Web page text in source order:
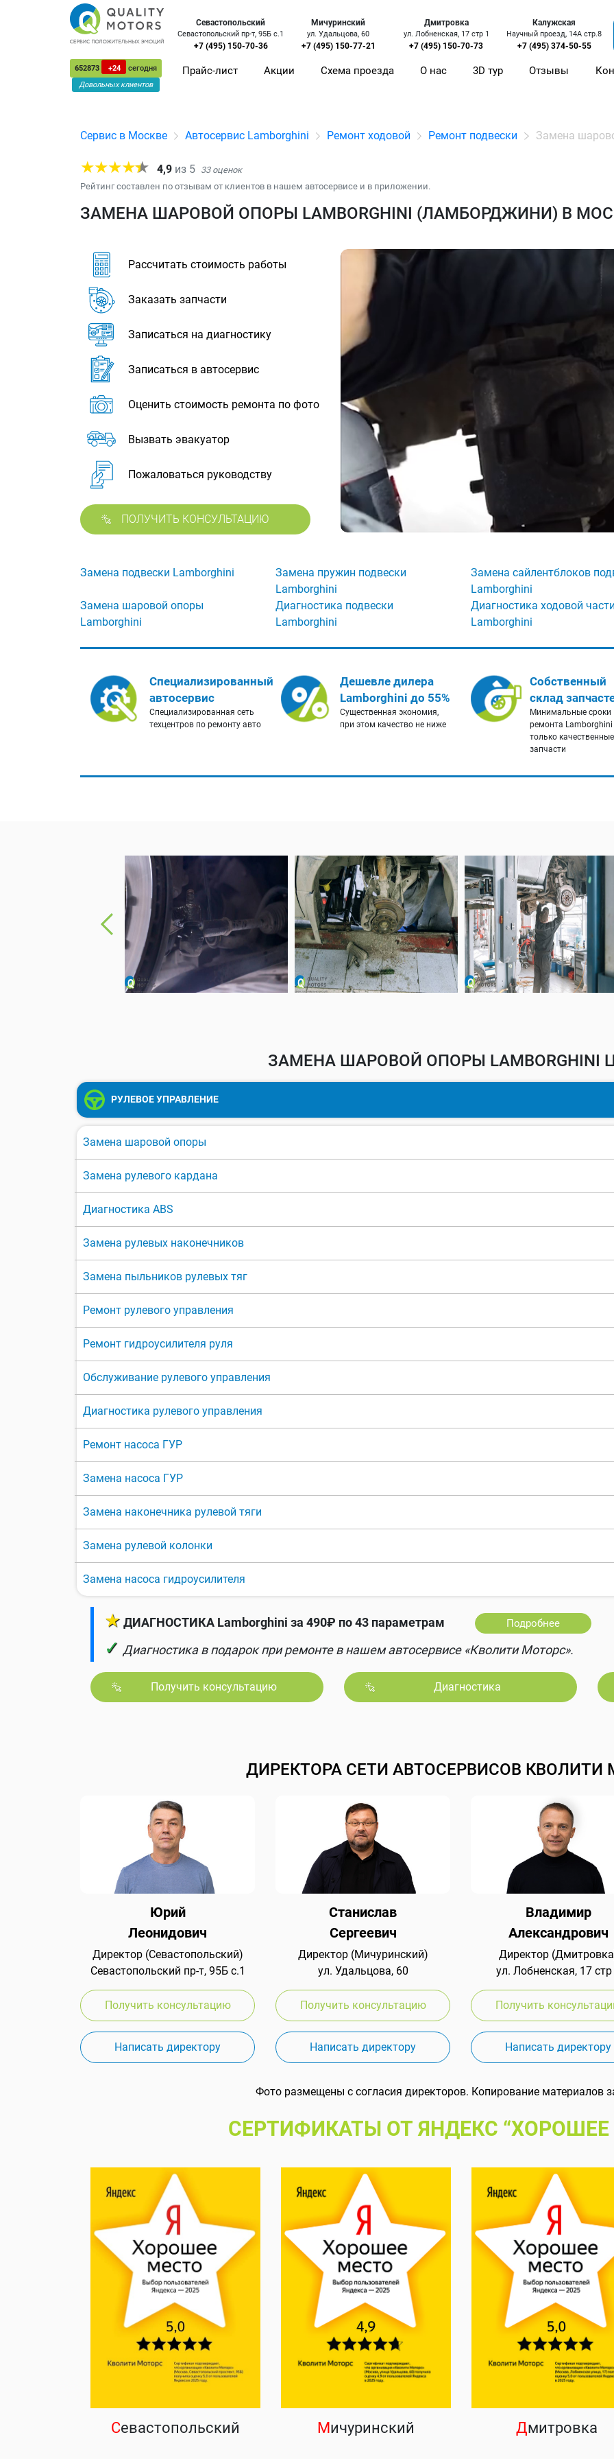
652873 +24
сегодня
Довольных клиентов
Севастопольский
Севастопольский пр-т, 95Б с.1
+7 (495) 150-70-36
Мичуринский
ул. Удальцова, 60
+7 (495) 150-77-21
Дмитровка
ул. Лобненская, 17 стр 1
+7 (495) 150-70-73
Калужская
Научный проезд, 14А стр.8
+7 (495) 374-50-55
Прайс-лист Акции Схема проезда О нас 3D тур Отзывы
Сервис в Москве Автосервис Lamborghini Ремонт ходовой Ремонт подвески Замена
4,9 из 5 33оценок
Рейтинг составлен по отзывам от клиентов в нашем автосервисе и в приложении.
ЗАМЕНА ШАРОВОЙ ОПОРЫ LAMBORGHINI (ЛАМБОРДЖИНИ) В
Рассчитать стоимость работы
Заказать запчасти
Записаться на диагностику
Записаться в автосервис
Оценить стоимость ремонта по фото
Вызвать эвакуатор
Пожаловаться руководству
ПОЛУЧИТЬ КОНСУЛЬТАЦИЮ
Замена подвески Lamborghini
Замена пружин подвески
Lamborghini
Замена сайлентблоков
Lamborghini
Замена шаровой опоры
Lamborghini
Диагностика подвески
Lamborghini
Диагностика ходовой части
Lamborghini
Специализированный
автосервис
Специализированная сеть
техцентров по ремонту авто
Дешевле дилера
Lamborghini до 55%
Существенная экономия,
при этом качество не ниже
Собственный
склад
Минимальные сроки
ремонта Lamborghini
только качественные
запчасти
ЗАМЕНА ШАРОВОЙ ОПОРЫ LAMBORGHINI
РУЛЕВОЕ УПРАВЛЕНИЕ
Замена шаровой опоры
Замена рулевого кардана
Диагностика ABS
Замена рулевых наконечников
Замена пыльников рулевых тяг
Ремонт рулевого управления
Ремонт гидроусилителя руля
Обслуживание рулевого управления
Диагностика рулевого управления
Ремонт насоса ГУР
Замена насоса ГУР
Замена наконечника рулевой тяги
Замена рулевой колонки
Замена насоса гидроусилителя
★ ДИАГНОСТИКА Lamborghini за 490₽ по 43 параметрам Подробнее
✓ Диагностика в подарок при ремонте в нашем автосервисе «Кволити Моторс».
Получить консультацию Диагностика
ДИРЕКТОРА СЕТИ АВТОСЕРВИСОВ КВОЛИТИ
Юрий
Леонидович
Директор (Севастопольский)
Севастопольский пр-т, 95Б с.1
Получить консультацию
Написать директору
Станислав
Сергеевич
Директор (Мичуринский)
ул. Удальцова, 60
Получить консультацию
Написать директору
Владимир
Александрович
Директор
ул. Лобненская, 17 стр
Получить
Написать директору
Фото размещены с согласия директоров. Копирование материалов
СЕРТИФИКАТЫ ОТ ЯНДЕКС “ХОРОШЕЕ
Севастопольский Мичуринский Дмитровка